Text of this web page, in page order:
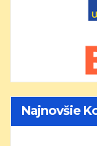
Najnovšie